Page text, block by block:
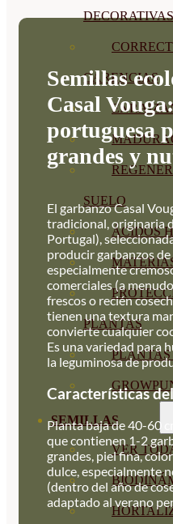
DECORATIVAS
CARENCIAS
SUELO
ÁCIDOS
PLANTAS
SEMILLAS
VER
Semillas
Casal
portuguesa
grandes y
El garbanzo Casal
tradicional, originaria
Portugal),
producir garbanzos
especialmente
comerciales (a
frescos o recién
tienen una textura
convierte cualquier
Es una variedad para
la leguminosa de
Características
Planta baja de 40-60
que contienen 1-2
grandes, piel fina,
dulce, especialmente
(dentro del año de
adaptado al verano